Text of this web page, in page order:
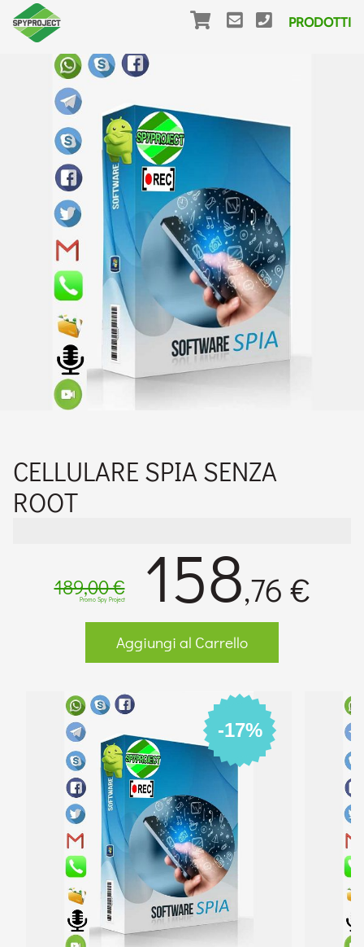
PRODOTTI
CELLULARE SPIA SENZA
ROOT
189,00 €
Promo Spy Project 158,76 €
Aggiungi al Carrello
-17%